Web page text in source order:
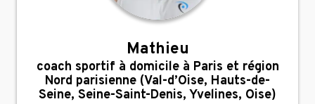
Mathieu
,
coach sportif à domicile à Paris et région
Nord parisienne (Val-d’Oise, Hauts-de-
Seine, Seine-Saint-Denis, Yvelines, Oise)